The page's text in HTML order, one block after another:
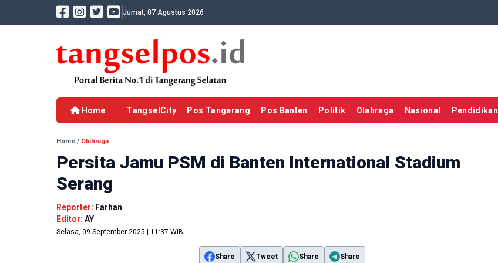
Jumat, 07 Agustus 2026
Home TangselCity Pos Tangerang Pos Banten Politik Olahraga Nasional Pendidikan
Home / Olahraga
Persita Jamu PSM di Banten International Stadium
Serang
Reporter: Farhan
Editor: AY
Selasa, 09 September 2025 | 11:37 WIB
Share Tweet Share Share